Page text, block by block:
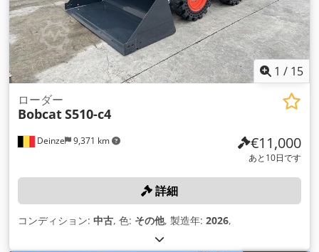
1 / 15
Deinze 9,371 km
ローダー
BobcatS510-c4
€11,000
あと10日です
詳細
コンディション: 中古, 色: その他, 製造年: 2026,